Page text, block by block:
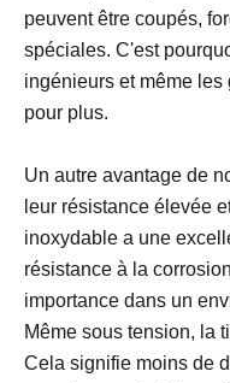
peuvent être coupés,
spéciales. C'est
ingénieurs et même
pour plus.
Un autre avantage de
leur résistance élevée
inoxydable a une
résistance à la
importance dans un
Même sous tension, la
Cela signifie moins de